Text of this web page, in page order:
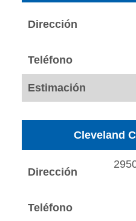
Dirección
Teléfono
Estimación
Cleveland
Dirección
Teléfono